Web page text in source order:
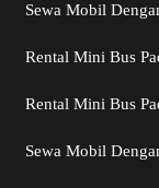
Sewa Mobil
Rental Mini Bus
Rental Mini Bus
Sewa Mobil